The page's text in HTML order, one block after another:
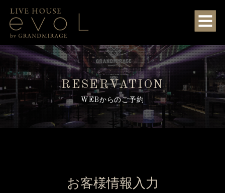
RESERVATION
WEBからのご予約
お客様情報入力